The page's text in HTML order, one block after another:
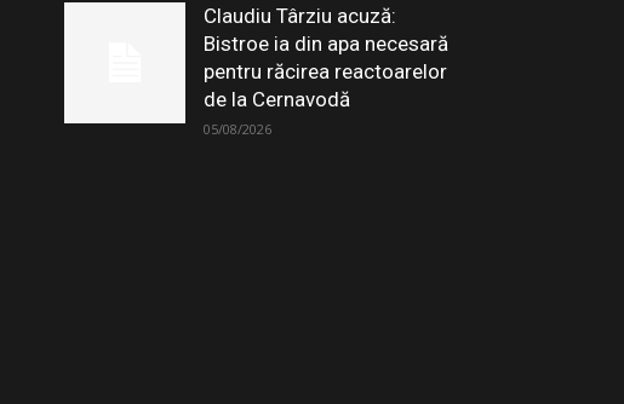
Claudiu Târziu acuză:
Bistroe ia din apa necesară
pentru răcirea reactoarelor
de la Cernavodă
05/08/2026